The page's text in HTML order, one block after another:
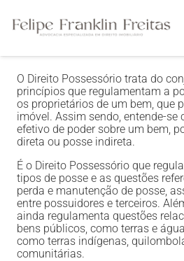
O Direito Possessório trata do
princípios que regulamentam a
os proprietários de um bem, que
imóvel. Assim sendo, entende-se
efetivo de poder sobre um bem,
direta ou posse indireta.
É o Direito Possessório que
tipos de posse e as questões
perda e manutenção de posse,
entre possuidores e terceiros.
ainda regulamenta questões
bens públicos, como terras e
como terras indígenas,
comunitárias.